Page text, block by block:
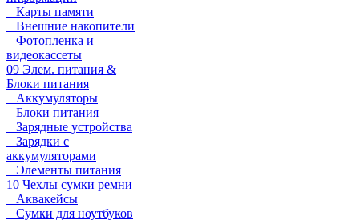
Карты памяти
Внешние накопители
Фотопленка и
видеокассеты
09 Элем. питания &
Блоки питания
Аккумуляторы
Блоки питания
Зарядные устройства
Зарядки с
аккумуляторами
Элементы питания
10 Чехлы сумки ремни
Аквакейсы
Сумки для ноутбуков